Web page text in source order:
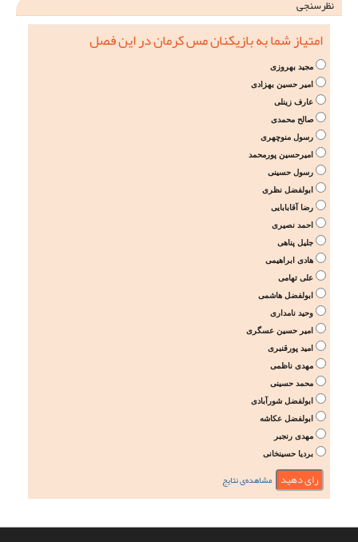
نظرسنجی
امتیاز شما به بازیکنان مس کرمان در این فصل
مجید بهروزی
امیر حسین بهزادی
عارف زینلی
صالح محمدی
رسول منوچهری
امیرحسین پورمحمد
رسول حسینی
ابولفضل نظری
رضا آقابابایی
احمد نصیری
جلیل پناهی
هادی ابراهیمی
علی تهامی
ابولفضل هاشمی
وحید نامداری
امیر حسین عسگری
امید پورقنبری
مهدی ناظمی
محمد حسینی
ابولفضل شورآبادی
ابولفضل عکاشه
مهدی رنجبر
بردیا حسینخانی
مشاهده‌ی نتایج